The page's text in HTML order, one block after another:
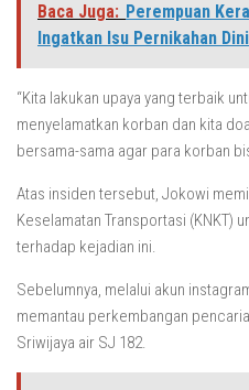
Baca Juga: Perempuan
Ingatkan Isu Pernikahan Dini
“Kita lakukan upaya yang terbaik
menyelamatkan korban dan kita
bersama-sama agar para korban
Atas insiden tersebut, Jokowi
Keselamatan Transportasi (KNKT)
terhadap kejadian ini.
Sebelumnya, melalui akun
memantau perkembangan
Sriwijaya air SJ 182.